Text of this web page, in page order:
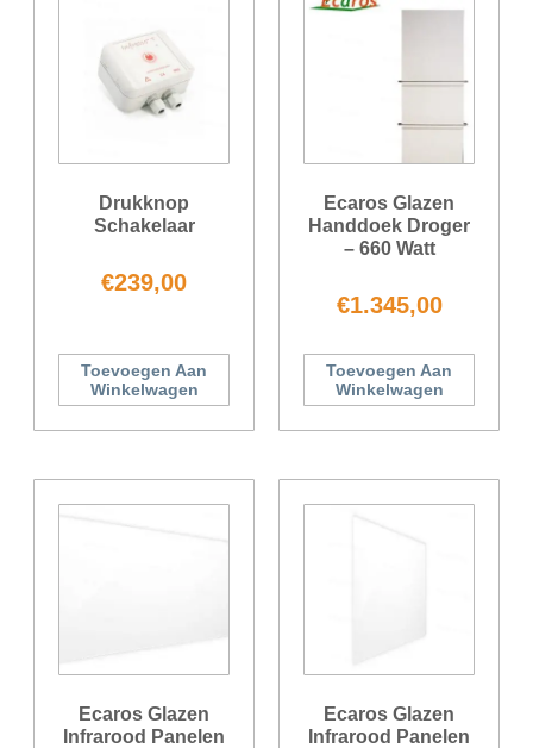
Drukknop
Schakelaar
€239,00
Toevoegen Aan
Winkelwagen
Ecaros Glazen
Handdoek Droger
– 660 Watt
€1.345,00
Toevoegen Aan
Winkelwagen
Ecaros Glazen
Infrarood Panelen
Ecaros Glazen
Infrarood Panelen